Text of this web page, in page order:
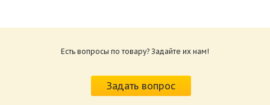
Схема конструкции дымового клапана
реверсивным/электромагнитным приводом
КЛАД-2.pdf
приводов КЛАД-2.pdf
Размер: 259.6 Кб
Есть вопросы по товару? Задайте их нам!
Задать вопрос